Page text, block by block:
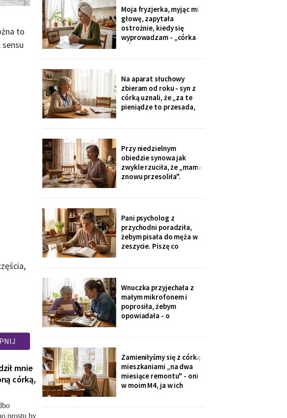
to
mnie
córką,
prostu by
na rynku młodszy mnie
zobaczył, wyrwał jej się z
ręki i przybiegł. Zdążyłam
tylko przytulić.
Moja fryzjerka, myjąc mi
głowę, zapytała
ostrożnie, kiedy się
wyprowadzam - „córka
mówiła u nas w salonie,
czegoś mniejszego".
Niczego nie szukam. Nic
nie sprzedaję.
Na aparat słuchowy
zbieram od roku - syn z
córką uznali, że „za te
pieniądze to przesada,
swobodnie, bo mama i
tak nie słyszy. Słyszę
więcej, niż myślą. W
niedzielę usłyszałam, co
planują z moim
Przy niedzielnym
obiedzie synowa jak
zwykle rzuciła, że „mama
znowu przesoliła".
Ośmioletni Staś odłożył
nie mówi, że mama coś
zrobiła źle". Zrobiło się
bardzo cicho.
Pani psycholog z
przychodni poradziła,
żebym pisała do męża w
zeszycie. Piszę co
sąsiadowi, który zawsze
mi pomaga - a nie synowi,
który nie przyjechał ani
do szpitala, ani na
rocznicę
Wnuczka przyjechała z
małym mikrofonem i
poprosiła, żebym
opowiadała - o
niedziele. Powiedziała,
że chce, żeby jej dzieci
kiedyś usłyszały mój głos.
Zamieniłyśmy się z córką
mieszkaniami „na dwa
miesiące remontu" - oni
w moim M4, ja w ich